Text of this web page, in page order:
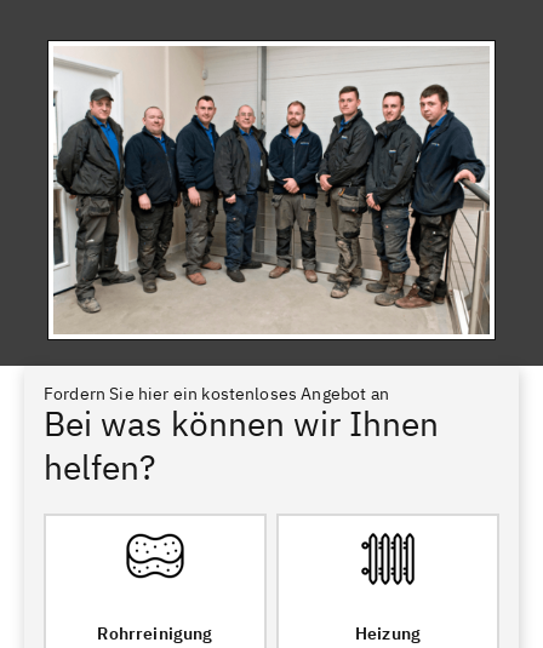
Fordern Sie hier ein kostenloses Angebot an
Bei was können wir Ihnen
helfen?
Rohrreinigung Heizung